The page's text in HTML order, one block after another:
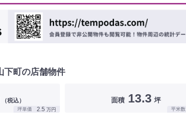
下町の店舗物件
（税込）
坪単価 2.5 万円
面積 13.3 坪
平米数